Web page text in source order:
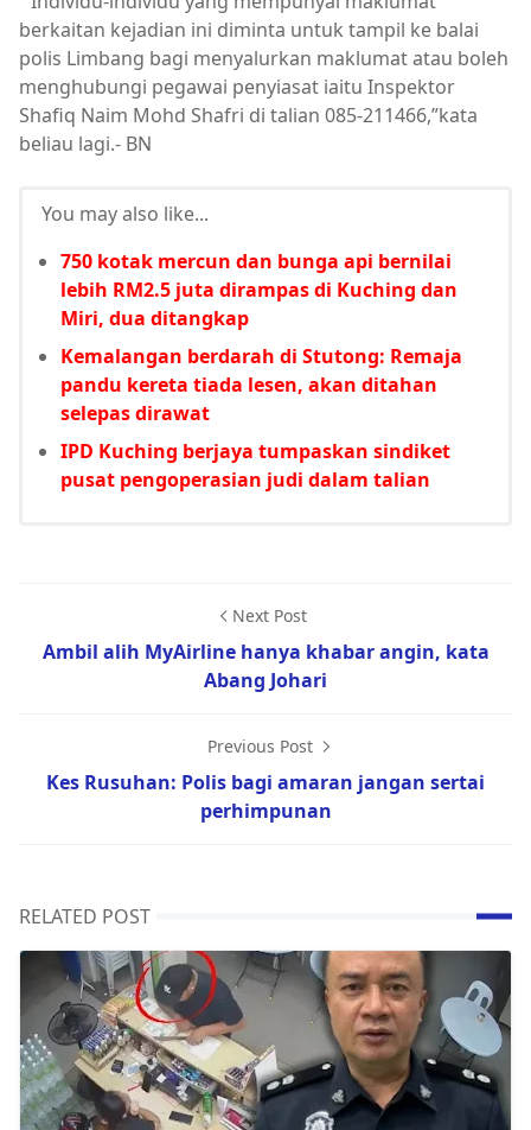
berkaitan kejadian ini diminta untuk tampil ke balai
polis Limbang bagi menyalurkan maklumat atau boleh
menghubungi pegawai penyiasat iaitu Inspektor
Shafiq Naim Mohd Shafri di talian 085-211466,”kata
beliau lagi.- BN
You may also like...
750 kotak mercun dan bunga api bernilai
lebih RM2.5 juta dirampas di Kuching dan
Miri, dua ditangkap
Kemalangan berdarah di Stutong: Remaja
pandu kereta tiada lesen, akan ditahan
selepas dirawat
IPD Kuching berjaya tumpaskan sindiket
pusat pengoperasian judi dalam talian
Next Post
Ambil alih MyAirline hanya khabar angin, kata
Abang Johari
Previous Post
Kes Rusuhan: Polis bagi amaran jangan sertai
perhimpunan
RELATED POST